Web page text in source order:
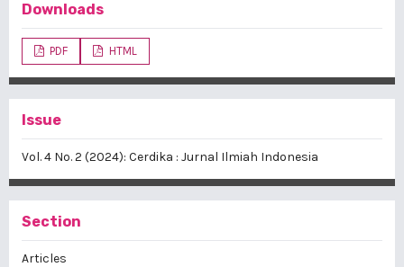
Downloads
PDF HTML
Issue
Vol. 4 No. 2 (2024): Cerdika : Jurnal Ilmiah Indonesia
Section
Articles